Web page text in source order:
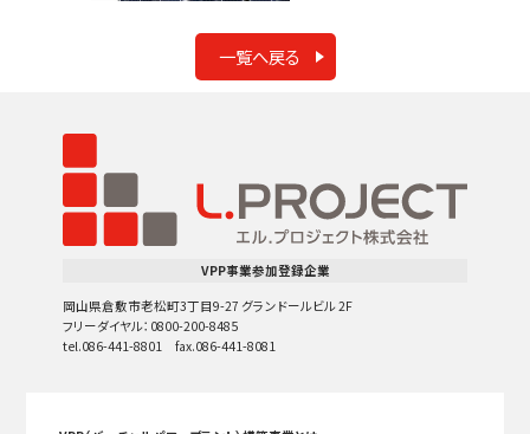
一覧へ戻る
VPP事業参加登録企業
岡山県倉敷市老松町3丁目9-27 グランドールビル 2F
フリーダイヤル：0800-200-8485
tel.086-441-8801 fax.086-441-8081